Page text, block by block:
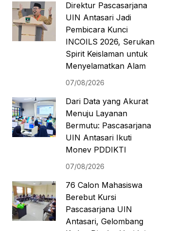
Direktur Pascasarjana
UIN Antasari Jadi
Pembicara Kunci
INCOILS 2026, Serukan
Spirit Keislaman untuk
Menyelamatkan Alam
07/08/2026
Dari Data yang Akurat
Menuju Layanan
Bermutu: Pascasarjana
UIN Antasari Ikuti
Monev PDDIKTI
07/08/2026
76 Calon Mahasiswa
Berebut Kursi
Pascasarjana UIN
Antasari, Gelombang